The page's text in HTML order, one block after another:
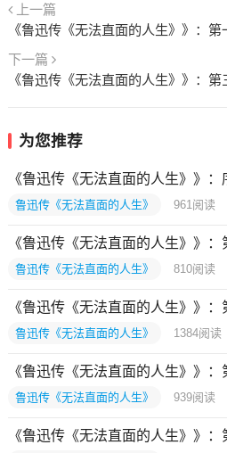
上一篇
《鲁迅传《无法直面的人生》》：
下一篇
《鲁迅传《无法直面的人生》》：
为您推荐
《鲁迅传《无法直面的人生》》：
鲁迅传《无法直面的人生》 961 阅读
《鲁迅传《无法直面的人生》》
鲁迅传《无法直面的人生》 810阅读
《鲁迅传《无法直面的人生》》
鲁迅传《无法直面的人生》 1384阅读
《鲁迅传《无法直面的人生》》
鲁迅传《无法直面的人生》 939阅读
《鲁迅传《无法直面的人生》》